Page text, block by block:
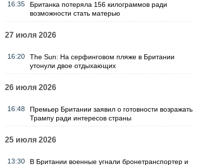
16:35
Британка потеряла 156 килограммов ради
возможности стать матерью
27 июля 2026
16:20
The Sun: На серфинговом пляже в Британии
утонули двое отдыхающих
26 июля 2026
16:48
Премьер Британии заявил о готовности возражать
Трампу ради интересов страны
25 июля 2026
13:30
В Британии военные угнали бронетранспортер и